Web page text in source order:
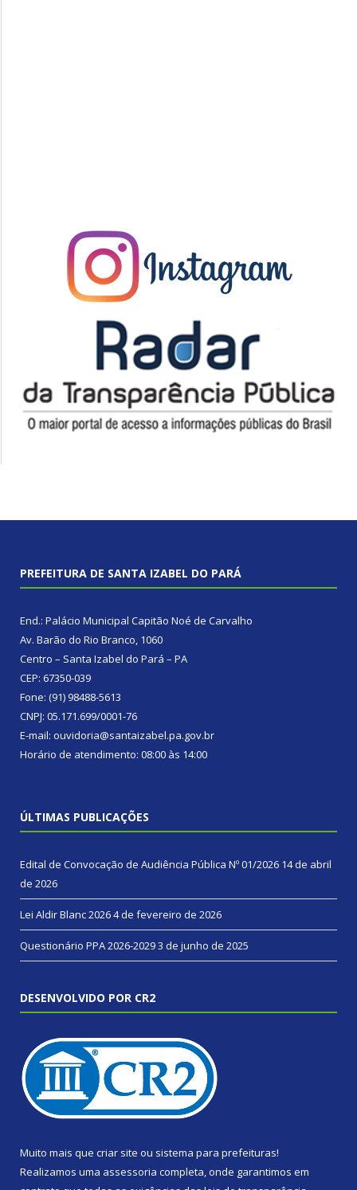
PREFEITURA DE SANTA IZABEL DO PARÁ
End.: Palácio Municipal Capitão Noé de Carvalho
Av. Barão do Rio Branco, 1060
Centro – Santa Izabel do Pará – PA
CEP: 67350-039
Fone: (91) 98488-5613
CNPJ: 05.171.699/0001-76
E-mail: ouvidoria@santaizabel.pa.gov.br
Horário de atendimento: 08:00 às 14:00
ÚLTIMAS PUBLICAÇÕES
Edital de Convocação de Audiência Pública Nº 01/2026 14 de abril
de 2026
Lei Aldir Blanc 20264 de fevereiro de 2026
Questionário PPA 2026-20293 de junho de 2025
DESENVOLVIDO POR CR2
Muito mais que criar site ou sistema para prefeituras!
Realizamos uma assessoria completa, onde garantimos em